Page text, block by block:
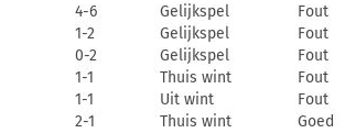
4-6 Gelijkspel
Fout
1-2 Gelijkspel
Fout
0-2 Gelijkspel
Fout
1-1 Thuis wint
Fout
1-1 Uit wint
Fout
2-1 Thuis wint
Goed